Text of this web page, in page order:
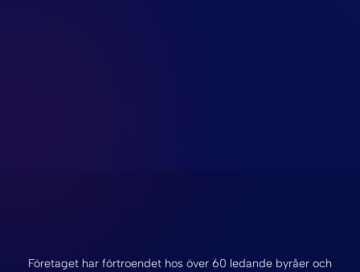
Företaget har förtroendet hos över 60 ledande byråer och